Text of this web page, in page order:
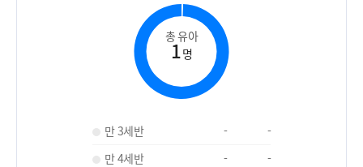
총 유아
1명
만 3세반 -
-
만 4세반
-
-